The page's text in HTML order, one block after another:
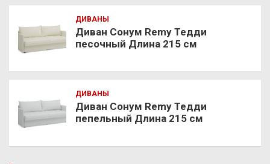
ДИВАНЫ
Диван Сонум Remy Тедди
песочный Длина 215 см
ДИВАНЫ
Диван Сонум Remy Тедди
пепельный Длина 215 см